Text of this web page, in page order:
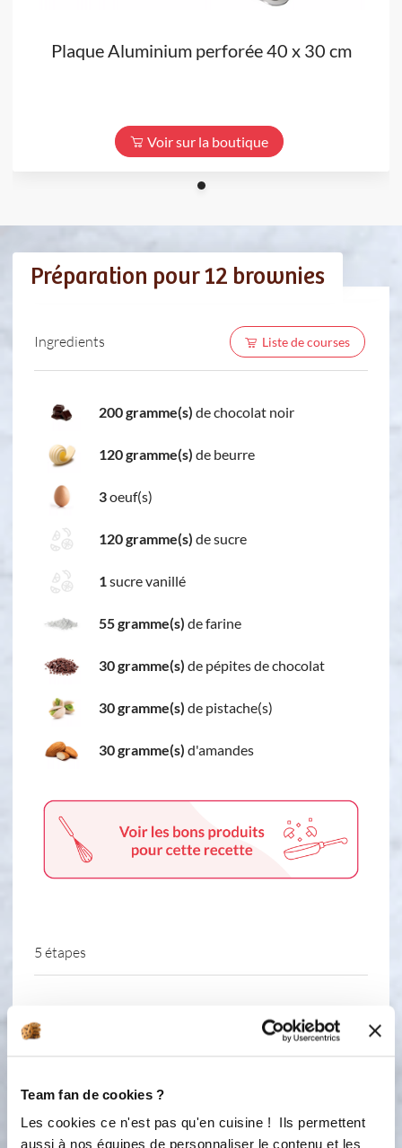
Team fan de cookies ?
Les cookies ce n'est pas qu'en cuisine ! Ils permettent
aussi à nos équipes de personnaliser le contenu et les
Plaque Aluminium perforée 40 x 30 cm
Voir sur la boutique
Préparation pour 12 brownies
Ingredients Liste de courses
200 gramme(s) de chocolat noir
120 gramme(s) de beurre
3oeuf(s)
120 gramme(s) de sucre
1sucre vanillé
55 gramme(s) de farine
30 gramme(s) de pépites de chocolat
30 gramme(s) de pistache(s)
30 gramme(s) d'amandes
5 étapes
Préchauffer le four à 170° Faire
fondre le chocolat avec le beurre au
2
poule, battez les œufs et le sucre afin